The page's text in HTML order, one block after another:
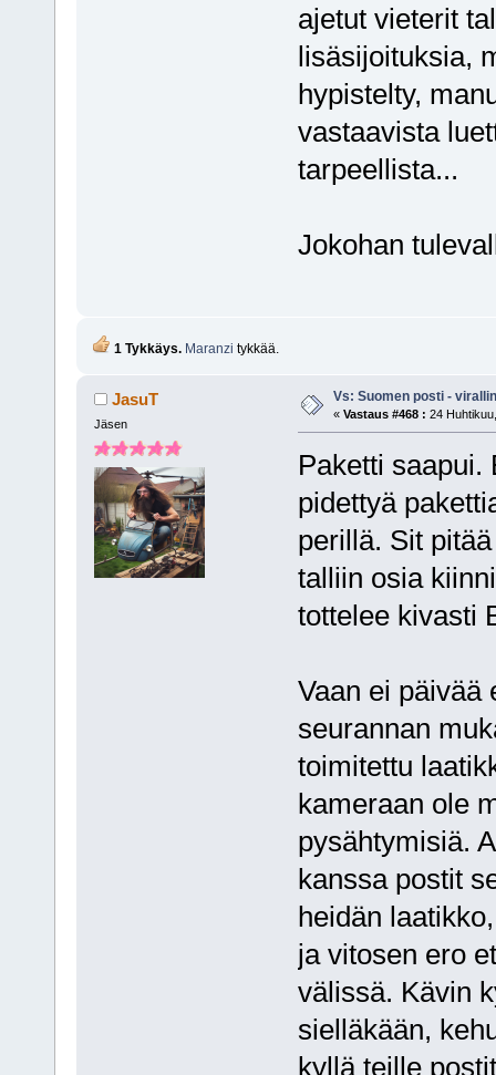
ajetut vieterit
lisäsijoituksia,
hypistelty,
vastaavista
tarpeellista...
Jokohan
1 Tykkäys. Maranzi tykkää.
JasuT
Jäsen
Vs: Suomen posti -
« Vastaus #468 : 24
Paketti saapui.
pidettyä
perillä. Sit
talliin osia
tottelee kivasti
Vaan ei päivää
seurannan
toimitettu
kameraan ole
pysähtymisiä.
kanssa postit
heidän
ja vitosen ero
välissä. Kävin
sielläkään,
kyllä teille